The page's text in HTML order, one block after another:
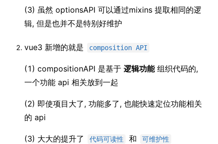
(3) 虽然 optionsAPI 可以通过mixins 提取相同的逻
辑, 但是也并不是特别好维护
vue3 新增的就是 composition API
(1) compositionAPI 是基于 逻辑功能组织代码的,
一个功能 api 相关放到一起
(2) 即使项目大了, 功能多了, 也能快速定位功能相关
的 api
(3) 大大的提升了 代码可读性 和 可维护性